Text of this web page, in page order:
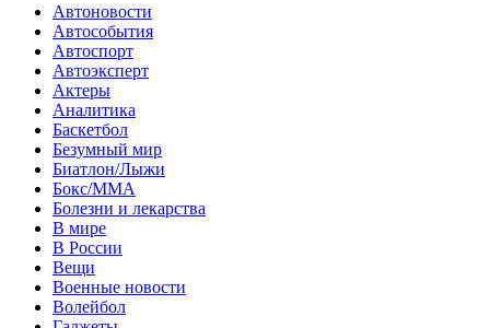
Автоновости
Автособытия
Автоспорт
Автоэксперт
Актеры
Аналитика
Баскетбол
Безумный мир
Биатлон/Лыжи
Бокс/MMA
Болезни и лекарства
В мире
В России
Вещи
Военные новости
Волейбол